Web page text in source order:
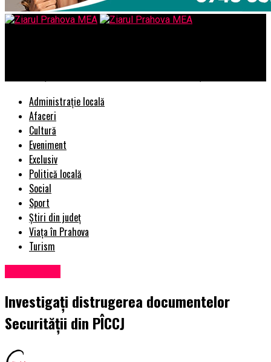
Administrație locală
Afaceri
Cultură
Eveniment
Exclusiv
Politică locală
Social
Sport
Știri din județ
Viața în Prahova
Turism
Investigaţi distrugerea documentelor
Securităţii din PÎCCJ